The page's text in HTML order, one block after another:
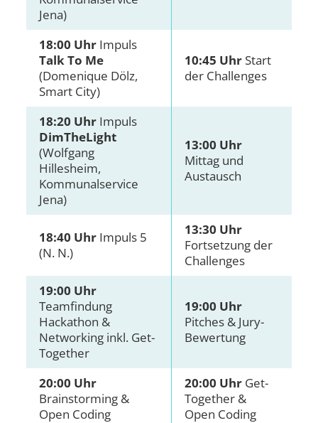
Jena)
18:00 Uhr Impuls
Talk To Me
(Domenique Dölz,
Smart City)
10:45 Uhr Start
der Challenges
18:20 Uhr Impuls
DimTheLight
(Wolfgang
Hillesheim,
Kommunalservice
Jena)
13:00 Uhr
Mittag und
Austausch
18:40 Uhr Impuls 5
(N. N.)
13:30 Uhr
Fortsetzung der
Challenges
19:00 Uhr
Teamfindung
Hackathon &
Networking inkl. Get-
Together
19:00 Uhr
Pitches & Jury-
Bewertung
20:00 Uhr
Brainstorming &
Open Coding
20:00 Uhr Get-
Together &
Open Coding